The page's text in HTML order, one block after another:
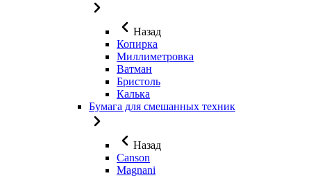
Назад
Копирка
Миллиметровка
Ватман
Бристоль
Калька
Бумага для смешанных техник
Назад
Canson
Magnani